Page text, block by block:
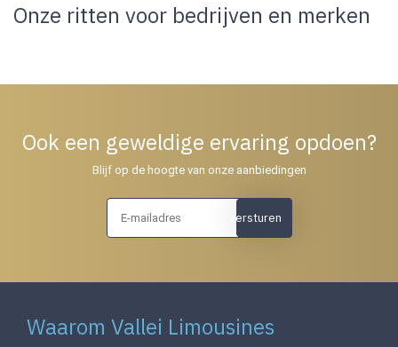
Onze ritten voor bedrijven en merken
Ook een geweldige ervaring opdoen?
Blijf op de hoogte van onze aanbiedingen
Versturen
Waarom Vallei Limousines